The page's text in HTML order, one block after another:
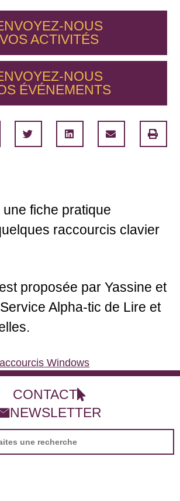
NOUS
VOSACTIVITÉS
NOUS
ÉVÉNEMENTS
fiche pratique
raccourcis clavier
proposée par Yassine et
Alpha-tic de Lire et
Windows
CONTACT
NEWSLETTER